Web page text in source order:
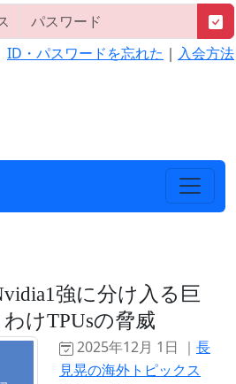
ID・パスワードを忘れた ｜ 入会方法
強に分け入る巨
けTPUsの脅威
2025年12月 1日 ｜ 長
見晃の海外トピックス